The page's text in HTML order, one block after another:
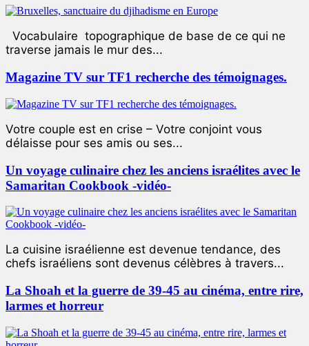
Vocabulaire topographique de base de ce qui ne
traverse jamais le mur des...
Magazine TV sur TF1 recherche des témoignages.
Votre couple est en crise – Votre conjoint vous
délaisse pour ses amis ou ses...
Un voyage culinaire chez les anciens israélites avec le
Samaritan Cookbook -vidéo-
La cuisine israélienne est devenue tendance, des
chefs israéliens sont devenus célèbres à travers...
La Shoah et la guerre de 39-45 au cinéma, entre rire,
larmes et horreur